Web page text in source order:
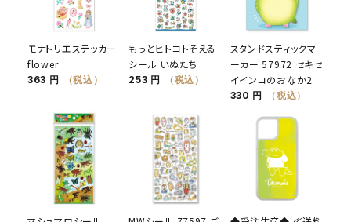
モナトリエステッカー
flower
363 円 （税込）
もっとヒトコトそえる
シール いぬたち
253 円 （税込）
スタンドスティックマ
ーカー 57972 セキセ
イインコのおなか2
330 円 （税込）